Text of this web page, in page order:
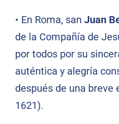
• En Roma, san Juan
de la Compañía de
por todos por su
auténtica y alegría
después de una breve
1621).